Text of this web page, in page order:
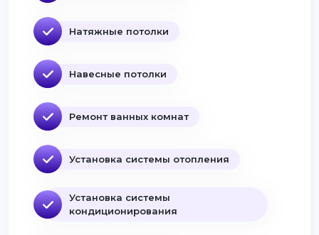
Натяжные потолки
Навесные потолки
Ремонт ванных комнат
Установка системы отопления
Установка системы
кондиционирования